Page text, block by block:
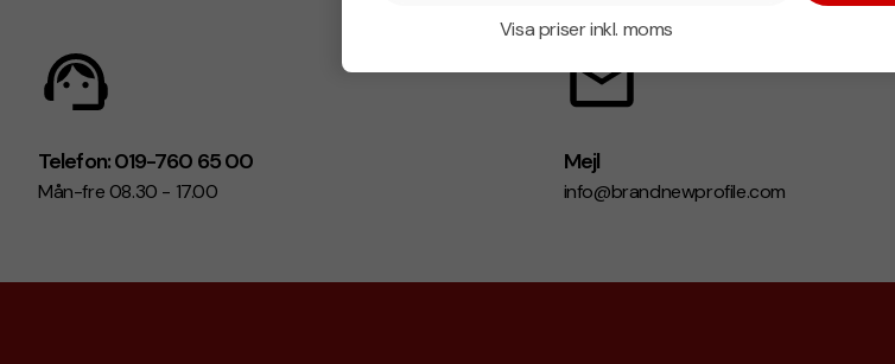
Visa priser inkl. moms
Telefon: 019-760 65 00
Mån-fre 08.30 - 17.00
Mejl
info@brandnewprofile.com